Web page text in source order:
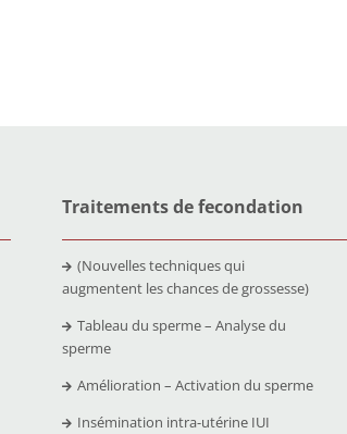
Traitements de fecondation
(Nouvelles techniques qui
augmentent les chances de grossesse)
Tableau du sperme – Analyse du
sperme
Amélioration – Activation du sperme
Insémination intra-utérine IUI